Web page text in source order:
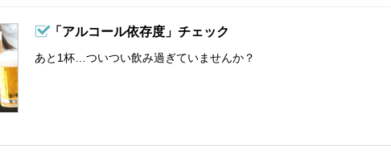
「アルコール依存度」チェック
あと1杯…ついつい飲み過ぎていませんか？